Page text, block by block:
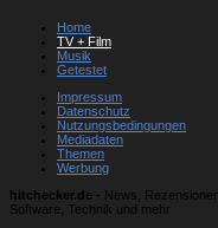
Home
TV + Film
Musik
Getestet
Impressum
Datenschutz
Nutzungsbedingungen
Mediadaten
Themen
Werbung
hitchecker.de - News,
Software, Technik und mehr